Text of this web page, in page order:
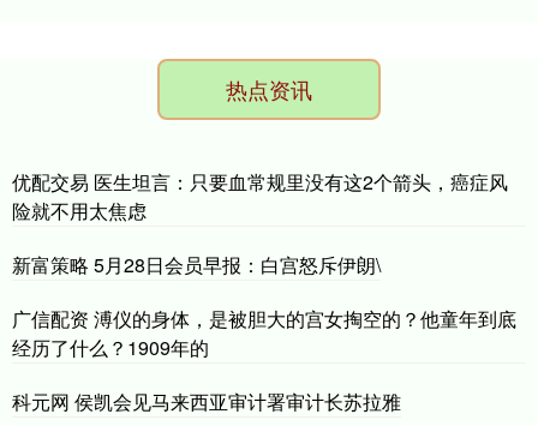
热点资讯
优配交易 医生坦言：只要血常规里没有这2个箭头，癌症风
险就不用太焦虑
新富策略 5月28日会员早报：白宫怒斥伊朗\
广信配资 溥仪的身体，是被胆大的宫女掏空的？他童年到底
经历了什么？1909年的
科元网 侯凯会见马来西亚审计署审计长苏拉雅